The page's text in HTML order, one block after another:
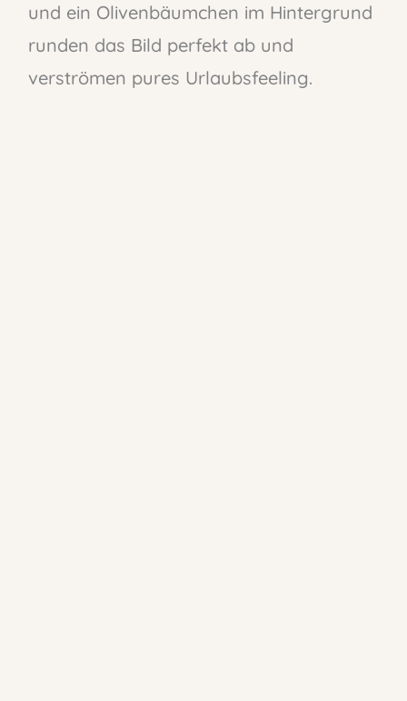
und ein Olivenbäumchen im Hintergrund
runden das Bild perfekt ab und
verströmen pures Urlaubsfeeling.